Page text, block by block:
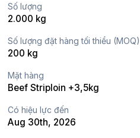
Số lượng
2.000 kg
Số lượng đặt hàng tối thiểu (MOQ)
200 kg
Mặt hàng
Beef Striploin +3,5kg
Có hiệu lực đến
Aug 30th, 2026